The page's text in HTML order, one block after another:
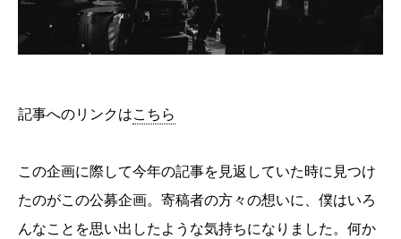
記事へのリンクはこちら
この企画に際して今年の記事を見返していた時に見つけ
たのがこの公募企画。寄稿者の方々の想いに、僕はいろ
んなことを思い出したような気持ちになりました。何か